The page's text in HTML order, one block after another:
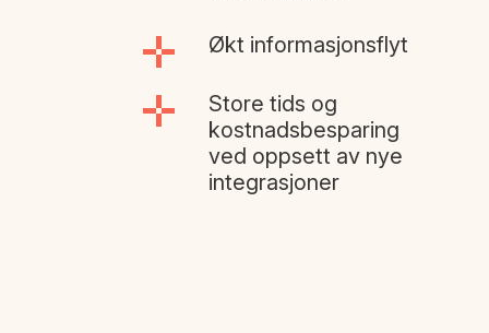
Økt informasjonsflyt
Store tids og
kostnadsbesparing
ved oppsett av nye
integrasjoner